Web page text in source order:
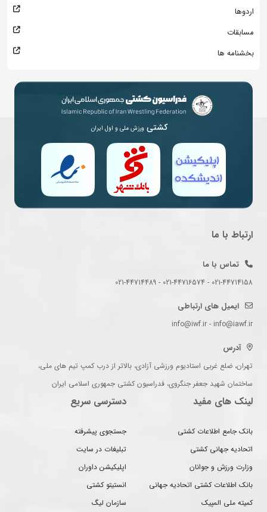
اردوها
مسابقات
بخشنامه ها
کشتی ورزش ملی و اول ایران
ارتباط با ما
تماس با ما
021-44714158 - 021-44716574 - 021-44714489
ایمیل های ارتباطی
info@iwf.ir - info@iawf.ir
آدرس
تهران، ضلع غربی استادیوم ورزشی آزادی، بالاتر از درب کمپ تیم های ملی،
ساختمان شهید جعفر جنگروی، فدراسیون کشتی جمهوری اسلامی ایران
لینک های مفید
بانک جامع اطلاعات کشتی
اتحادیه جهانی کشتی
وزارت ورزش و جوانان
بانک اطلاعات کشتی اتحادیه جهانی
کمیته ملی المپیک
دسترسی سریع
جستجوی پیشرفته
تبلیغات در سایت
اپلیکیشن داوران
انستیتو کشتی
سازمان لیگ